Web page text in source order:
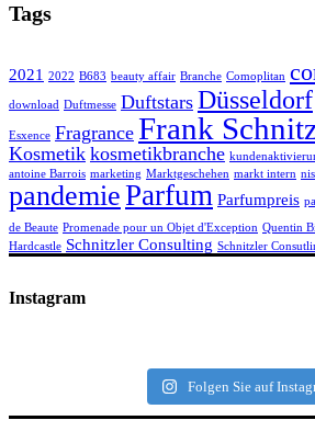
Tags
2021 2022 B683 beauty affair Branche Comoplitan
download Duftmesse Duftstars Düsseldorf
Esxence Fragrance Frank
Kosmetik kosmetikbranche
antoine Barrois marketing Marktgeschehen markt intern
pandemieParfum Parfumpreis
de Beaute Promenade pour un Objet d'Exception Quentin
Hardcastle Schnitzler Consulting Schnitzler
Instagram
Folgen Sie auf